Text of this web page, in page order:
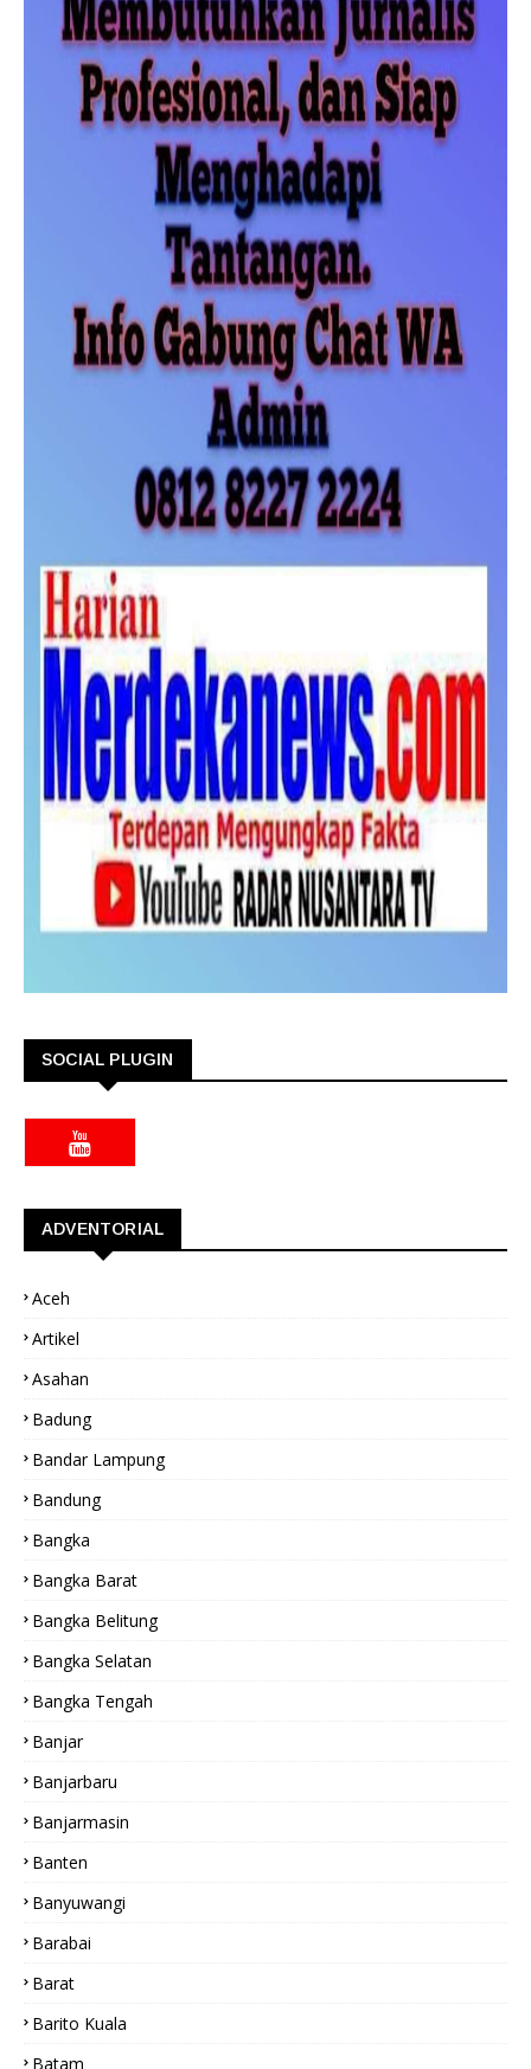
SOCIAL PLUGIN
ADVENTORIAL
Aceh
Artikel
Asahan
Badung
Bandar Lampung
Bandung
Bangka
Bangka Barat
Bangka Belitung
Bangka Selatan
Bangka Tengah
Banjar
Banjarbaru
Banjarmasin
Banten
Banyuwangi
Barabai
Barat
Barito Kuala
Batam